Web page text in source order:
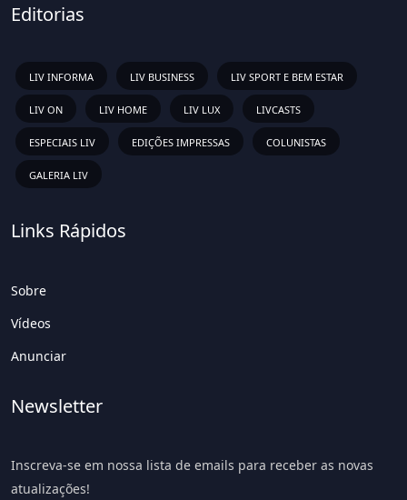
Editorias
LIV INFORMA LIV BUSINESS LIV SPORT E BEM ESTAR
LIV ON LIV HOME LIV LUX LIVCASTS
ESPECIAIS LIV EDIÇÕES IMPRESSAS COLUNISTAS
GALERIA LIV
Links Rápidos
Sobre
Vídeos
Anunciar
Newsletter
Inscreva-se em nossa lista de emails para receber as novas
atualizações!